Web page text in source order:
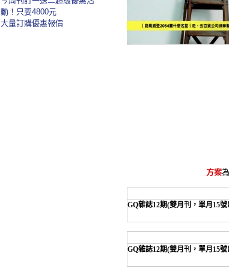
方案
GQ雜誌12期(雙月刊，單月15
GQ雜誌12期(雙月刊，單月15
動！只要4800元
大量訂購優惠報價